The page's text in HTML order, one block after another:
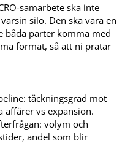
samarbete ska inte
silo. Den ska vara en
båda parter komma med
format, så att ni pratar
täckningsgrad mot
affärer vs expansion.
volym och
andel som blir